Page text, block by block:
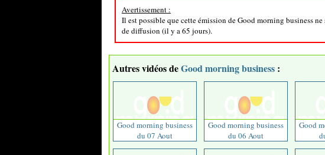
Avertissement :
Il est possible que cette émission de Good morning business
de diffusion (il y a 65 jours).
Autres vidéos deGood morning business :
Good morning business
du 07 Aout
Good morning business
du 06 Aout
Good